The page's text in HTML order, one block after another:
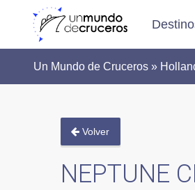
Un Mundo de Cruceros »
Volver
NEPTUNE